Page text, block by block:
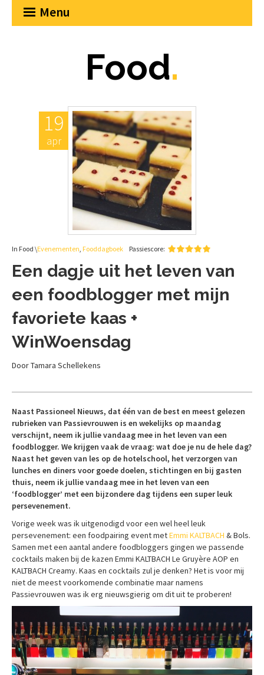
Menu
Food.
19
apr
In Food \Evenementen, Fooddagboek Passiescore:
Een dagje uit het leven van
een foodblogger met mijn
favoriete kaas +
WinWoensdag
Door Tamara Schellekens
Naast Passioneel Nieuws, dat één van de best en meest gelezen
rubrieken van Passievrouwen is en wekelijks op maandag
verschijnt, neem ik jullie vandaag mee in het leven van een
foodblogger. We krijgen vaak de vraag: wat doe je nu de hele dag?
Naast het geven van les op de hotelschool, het verzorgen van
lunches en diners voor goede doelen, stichtingen en bij gasten
thuis, neem ik jullie vandaag mee in het leven van een
‘foodblogger’ met een bijzondere dag tijdens een super leuk
persevenement.
Vorige week was ik uitgenodigd voor een wel heel leuk
persevenement: een foodpairing event metEmmi KALTBACH & Bols.
Samen met een aantal andere foodbloggers gingen we passende
cocktails maken bij de kazen Emmi KALTBACH Le Gruyère AOP en
KALTBACH Creamy. Kaas en cocktails zul je denken? Het is voor mij
niet de meest voorkomende combinatie maar namens
Passievrouwen was ik erg nieuwsgierig om dit uit te proberen!